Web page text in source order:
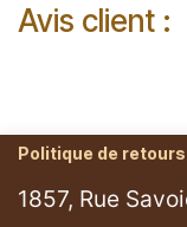
Avis client :
Politique de
1857, Rue